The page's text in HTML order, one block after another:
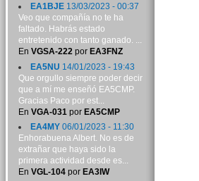
EA1BJE13/03/2023 - 00:37
Veo que compañía no te ha
faltado. Habrás estado
entretenido con tanto ganado. ...
En VGSA-222por EA3FNZ
EA5NU 14/01/2023 - 19:43
Que orgullo siempre poder decir
que a mí me enseñó EA5CMP.
Gracias Paco por est...
En VGA-031 por EA5CMP
EA4MY06/01/2023 - 11:30
Enhorabuena Albert. No es de
extrañar que haya sido la
primera actividad desde es...
En VGL-104por EA3IW